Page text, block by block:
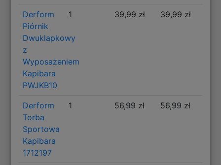
Derform
Piórnik
Dwuklapkowy
z
Wyposażeniem
Kapibara
PWJKB10
1 39,99 zł 39,99 zł
Derform
Torba
Sportowa
Kapibara
1712197
1 56,99 zł 56,99 zł